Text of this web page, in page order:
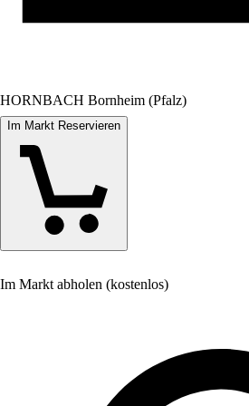
HORNBACH Bornheim (Pfalz)
Im Markt Reservieren
Im Markt abholen (kostenlos)